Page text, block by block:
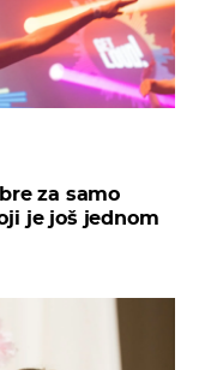
za samo
je još jednom